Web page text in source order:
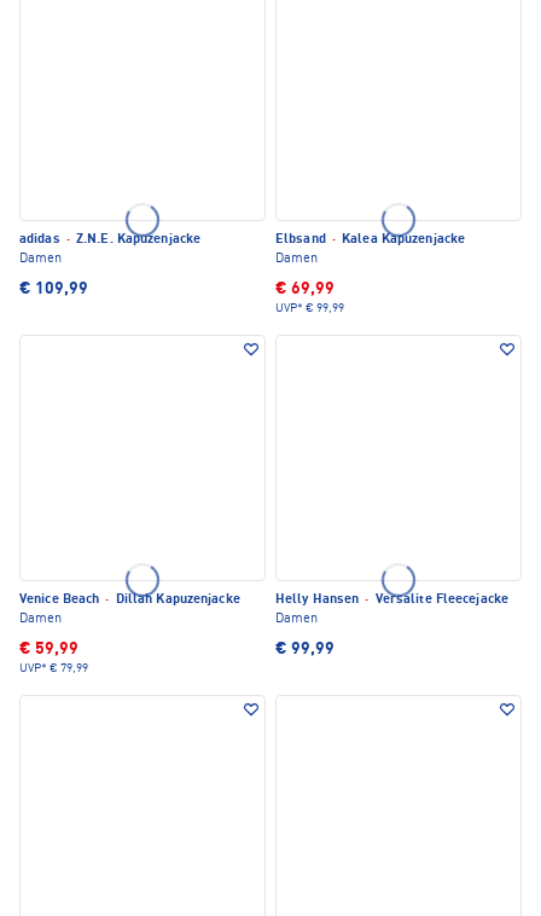
adidas · Z.N.E. Kapuzenjacke
Damen
€ 109,99
Elbsand · Kalea Kapuzenjacke
Damen
€ 69,99
UVP* € 99,99
Venice Beach ·
Dillah Kapuzenjacke
Damen
€ 59,99
UVP* € 79,99
Helly Hansen · Versalite Fleecejacke
Damen
€ 99,99